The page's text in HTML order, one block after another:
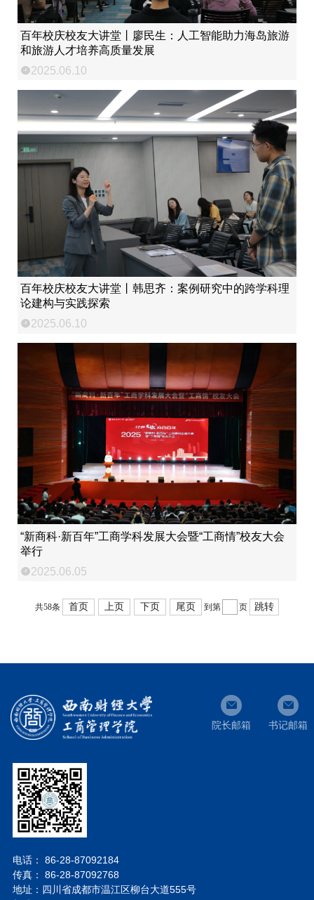
百年校庆校友大讲堂丨廖民生：人工智能助力海岛旅游
和旅游人才培养高质量发展
2025.06.10
百年校庆校友大讲堂丨韩思齐：案例研究中的跨学科理
论建构与实践探索
2025.06.10
“新商科·新百年”工商学科发展大会暨“工商情”校友大会
举行
2025.06.05
共58条 首页 上页 下页 尾页 到第 页 跳转
院长邮箱 书记邮箱
电话： 86-28-87092184
传真： 86-28-87092768
地址：四川省成都市温江区柳台大道555号